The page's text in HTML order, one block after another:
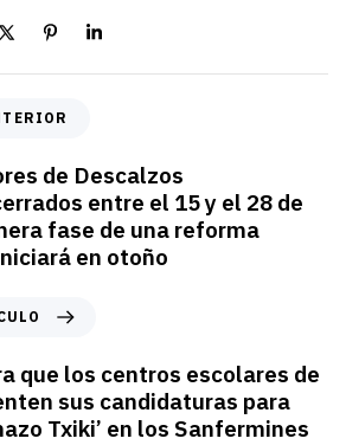
de Descalzos
entre el 15 y el 28 de
fase de una reforma
en otoño
que los centros escolares de
sus candidaturas para
Txiki’ en los Sanfermines